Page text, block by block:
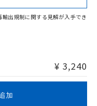
があります。
出規制に関する見解が入手でき
¥ 3,240
加